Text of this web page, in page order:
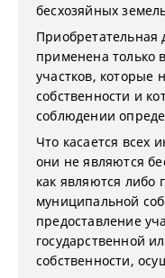
бесхозяйных
Приобретательная
применена только
участков, которые
собственности и
соблюдении
Что касается всех
они не являются
как являются либо
муниципальной
предоставление
государственной
собственности,